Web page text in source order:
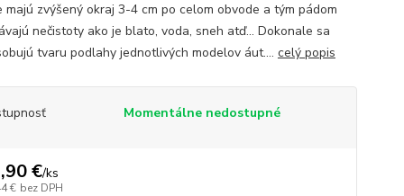
majú zvýšený okraj 3-4 cm po celom obvode a tým pádom
nečistoty ako je blato, voda, sneh atď... Dokonale sa
tvaru podlahy jednotlivých modelov áut.... celý popis
Momentálne nedostupné
€/ks
€ bez DPH